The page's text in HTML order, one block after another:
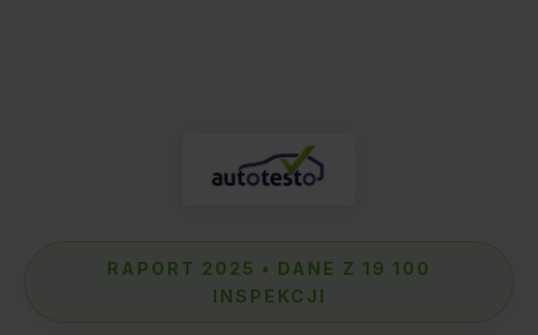
RAPORT 2025 • DANE Z 19 100
INSPEKCJI